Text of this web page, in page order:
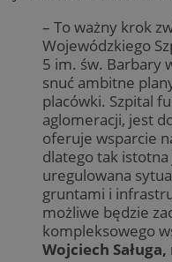
– To ważny krok
Wojewódzkiego
5 im. św. Barbary
snuć ambitne
placówki. Szpital
aglomeracji, jest
oferuje wsparcie
dlatego tak istotna
uregulowana
gruntami i
możliwe będzie
kompleksowego
Wojciech